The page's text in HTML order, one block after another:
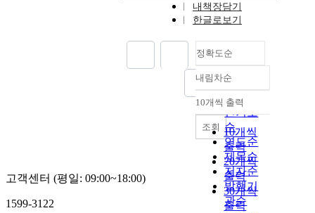
내책장담기
한글로보기
정확도순
정확도
순
인기도
순
연도순
제목순
저자순
발행기
관순
내림차순
내림차순
10개씩 출력
10개씩
출력
20개씩
출력
30개씩
출력
조회
고객센터 (평일: 09:00~18:00)
1599-3122